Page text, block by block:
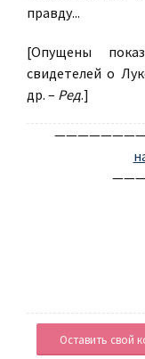
правду...
[Опущены
свидетелей о
др. – Ред.]
Оставить свой